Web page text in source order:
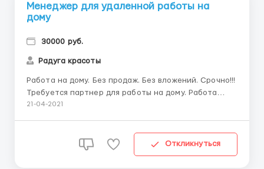
Менеджер для удаленной работы на
дому
30000 руб.
Радуга красоты
Работа на дому. Без продаж. Без вложений. Срочно!!!
Требуется партнер для работы на дому. Работа
подойдёт мамам в декрете, домохозяйкам,
продаж и вложений денежных средств. Для более
подробной информации п...
21-04-2021
Откликнуться